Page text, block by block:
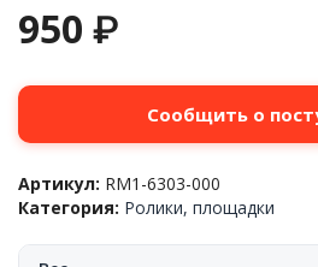
950 ₽
Сообщить о
Артикул: RM1-6303-000
Категория: Ролики, площадки